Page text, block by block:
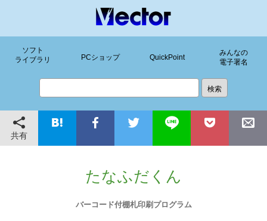
ソフト
ライブラリ
PCショップ QuickPoint
みんなの
電子署名
共有
たなふだくん
バーコード付棚札印刷プログラム